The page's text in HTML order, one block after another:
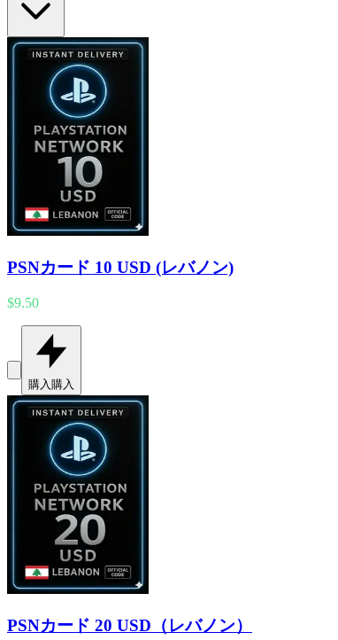
PSNカード 10 USD (レバノン)
$9.50
購入購入
PSNカード 20 USD（レバノン）